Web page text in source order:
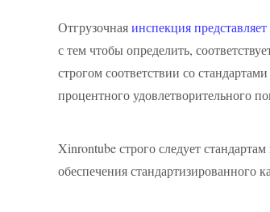
Отгрузочнаяинспекция представляет
с тем чтобы определить,
строгом соответствии со
процентного удовлетворительного
Xinrontube строго следует
обеспечения стандартизированного